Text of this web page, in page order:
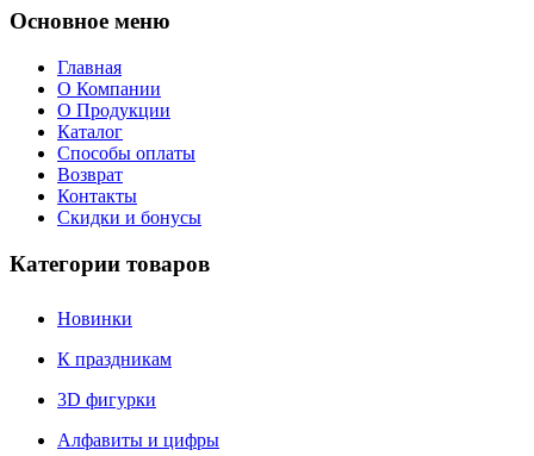
Основное меню
Главная
О Компании
О Продукции
Каталог
Способы оплаты
Возврат
Контакты
Скидки и бонусы
Категории товаров
Новинки
К праздникам
3D фигурки
Алфавиты и цифры